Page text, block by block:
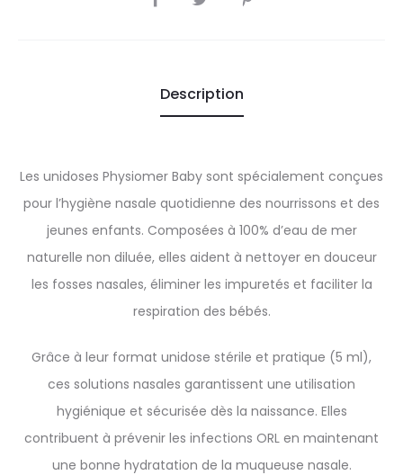
Description
Les unidoses Physiomer Baby sont spécialement conçues
pour l’hygiène nasale quotidienne des nourrissons et des
jeunes enfants. Composées à 100% d’eau de mer
naturelle non diluée, elles aident à nettoyer en douceur
les fosses nasales, éliminer les impuretés et faciliter la
respiration des bébés.
Grâce à leur format unidose stérile et pratique (5 ml),
ces solutions nasales garantissent une utilisation
hygiénique et sécurisée dès la naissance. Elles
contribuent à prévenir les infections ORL en maintenant
une bonne hydratation de la muqueuse nasale.